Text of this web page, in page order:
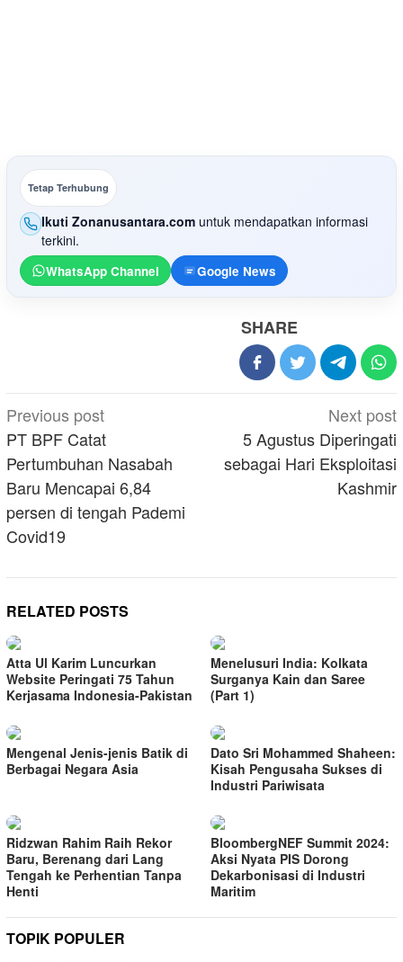
Tetap Terhubung
Ikuti Zonanusantara.com untuk mendapatkan informasi
terkini.
WhatsApp Channel Google News
SHARE
Post
navigation
Previous post
PT BPF Catat
Pertumbuhan Nasabah
Baru Mencapai 6,84
persen di tengah Pademi
Covid19
Next post
5 Agustus Diperingati
sebagai Hari Eksploitasi
Kashmir
RELATED POSTS
Atta Ul Karim Luncurkan
Website Peringati 75 Tahun
Kerjasama Indonesia-Pakistan
Menelusuri India: Kolkata
Surganya Kain dan Saree
(Part 1)
Mengenal Jenis-jenis Batik di
Berbagai Negara Asia
Dato Sri Mohammed Shaheen:
Kisah Pengusaha Sukses di
Industri Pariwisata
Ridzwan Rahim Raih Rekor
Baru, Berenang dari Lang
Tengah ke Perhentian Tanpa
Henti
BloombergNEF Summit 2024:
Aksi Nyata PIS Dorong
Dekarbonisasi di Industri
Maritim
TOPIK POPULER